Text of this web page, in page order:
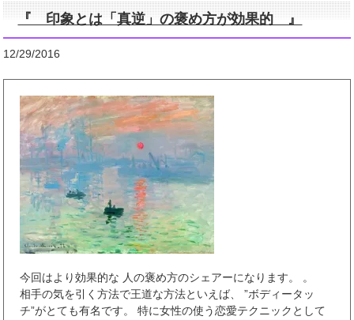
『 印象とは「真逆」の褒め方が効果的 』
12/29/2016
今回はより効果的な 人の褒め方のシェアーになります。 。
相手の気を引く方法で王道な方法といえば、 ”ボディータッ
チ”がとても有名です。 特に女性の使う恋愛テクニックとして